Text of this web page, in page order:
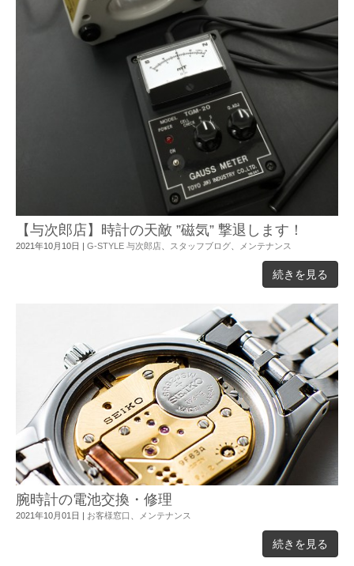
【与次郎店】時計の天敵 ”磁気” 撃退します！
2021年10月10日 G-STYLE 与次郎店 スタッフブログ メンテナンス
続きを見る
腕時計の電池交換・修理
2021年10月01日 お客様窓口 メンテナンス
続きを見る